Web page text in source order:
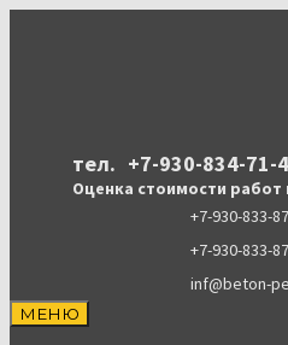
тел. +7-930-834-71-
Оценка стоимости
+7-930-833-
+7-930-833-
inf@beton-
МЕНЮ